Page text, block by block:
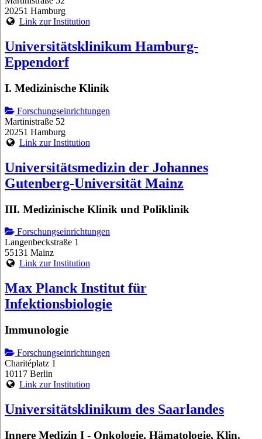
20251 Hamburg
Link zur Institution
Universitätsklinikum Hamburg-
Eppendorf
I. Medizinische Klinik
Forschungseinrichtungen
Martinistraße 52
20251 Hamburg
Link zur Institution
Universitätsmedizin der Johannes
Gutenberg-Universität Mainz
III. Medizinische Klinik und Poliklinik
Forschungseinrichtungen
Langenbeckstraße 1
55131 Mainz
Link zur Institution
Max Planck Institut für
Infektionsbiologie
Immunologie
Forschungseinrichtungen
Charitéplatz 1
10117 Berlin
Link zur Institution
Universitätsklinikum des Saarlandes
Innere Medizin I - Onkologie, Hämatologie, Klin.